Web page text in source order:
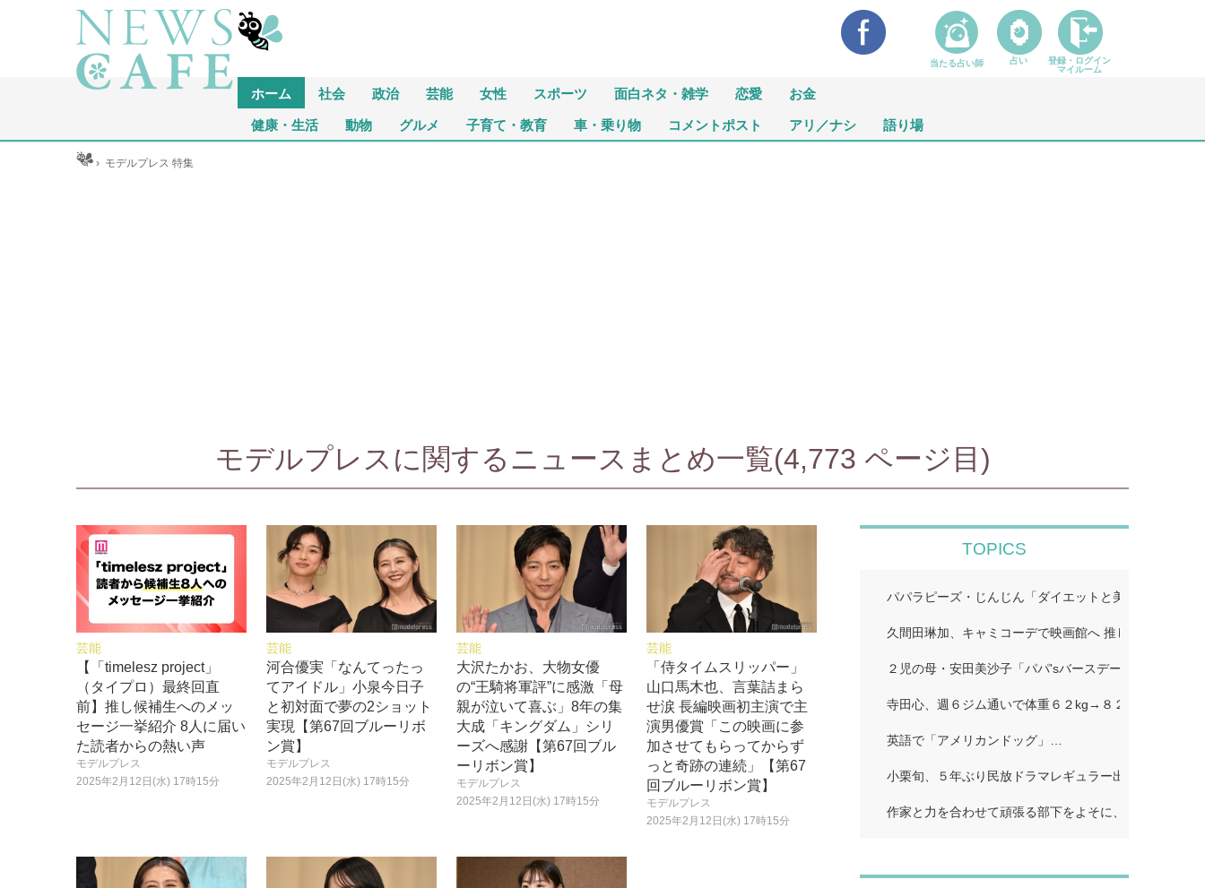
ホーム 社会 政治 芸能 女性 スポーツ 面白ネタ・雑学 恋愛 お金
健康・生活 動物 グルメ 子育て・教育 車・乗り物 コメントポスト アリ／ナシ 語り場
ホーム › モデルプレス 特集
モデルプレスに関するニュースまとめ一覧(4,773 ページ目)
芸能
【「timelesz project」
（タイプロ）最終回直
前】推し候補生へのメッ
セージ一挙紹介 8人に届い
た読者からの熱い声
モデルプレス
2025年2月12日(水) 17時15分
芸能
河合優実「なんてったっ
てアイドル」小泉今日子
と初対面で夢の2ショット
実現【第67回ブルーリボ
ン賞】
モデルプレス
2025年2月12日(水) 17時15分
芸能
大沢たかお、大物女優
の“王騎将軍評”に感激「母
親が泣いて喜ぶ」8年の集
大成「キングダム」シリ
ーズへ感謝【第67回ブル
ーリボン賞】
モデルプレス
2025年2月12日(水) 17時15分
芸能
「侍タイムスリッパー」
山口馬木也、言葉詰まら
せ涙 長編映画初主演で主
演男優賞「この映画に参
加させてもらってからず
っと奇跡の連続」【第67
回ブルーリボン賞】
モデルプレス
2025年2月12日(水) 17時15分
TOPICS
パパラピーズ・じんじん「ダイエットと美肌に超良い
久間田琳加、キャミコーデで映画館へ 推し活ショット
２児の母・安田美沙子「パパ'sバースデー」…
寺田心、週６ジム通いで体重６２kg→８２kgに １１０
英語で「アメリカンドッグ」…
小栗旬、５年ぶり民放ドラマレギュラー出演…
作家と力を合わせて頑張る部下をよそに、上司は陰で
当たる占い師 占い
登録・ログイン
マイルーム